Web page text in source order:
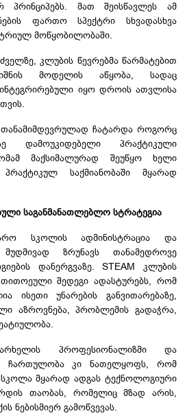
პრინციპებს. მათ შეისწავლეს ამ
ფართო სპექტრი სხვადასხვა
მოწყობილობაში.
კლუბის წევრებმა წარმატებით
მოდელის აწყობა, სადაც
იყო დროის ათვლისა
ჩატარდა როგორც
დამოუკიდებელი პრაქტიკული
მაქსიმალურად შეუწყო ხელი
საქმიანობაში მყარად
საგანმანათლებლო სტრატეგია
სკოლის ადმინისტრაცია და
ზრუნავს თანამედროვე
დანერგვაზე. STEAM კლუბის
შედეგი ადასტურებს, რომ
ისეთი უნარების განვითარებაზე,
აზროვნება, პრობლემის გადაჭრა,
პროფესიონალიზმი და
ჩართულობა კი ნათელყოფს, რომ
მყარად ადგას ტექნოლოგიური
თაობას, რომელიც მზად არის,
ნებისმიერ გამოწვევას.